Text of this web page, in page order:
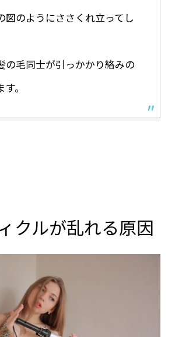
図のようにささくれ立ってし
の毛同士が引っかかり絡みの
。
クルが乱れる原因